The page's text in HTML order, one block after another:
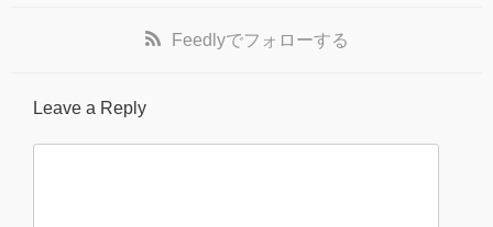
Feedlyでフォローする
Leave a Reply